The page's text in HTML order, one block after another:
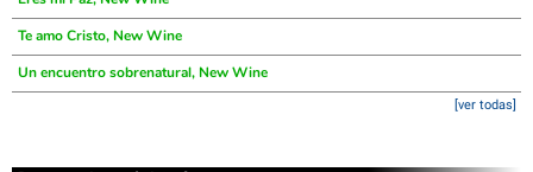
Te amo Cristo, New Wine
Un encuentro sobrenatural, New Wine
[ver todas]